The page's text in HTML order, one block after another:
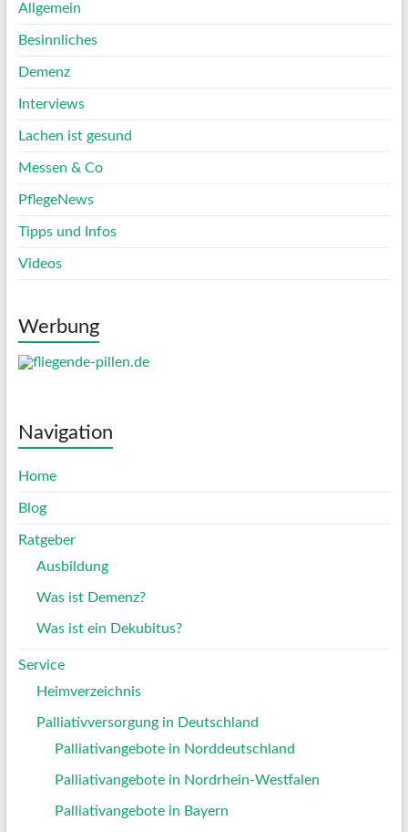
Allgemein
Besinnliches
Demenz
Interviews
Lachen ist gesund
Messen & Co
PflegeNews
Tipps und Infos
Videos
Werbung
Navigation
Home
Blog
Ratgeber
Ausbildung
Was ist Demenz?
Was ist ein Dekubitus?
Service
Heimverzeichnis
Palliativversorgung in Deutschland
Palliativangebote in Norddeutschland
Palliativangebote in Nordrhein-Westfalen
Palliativangebote in Bayern